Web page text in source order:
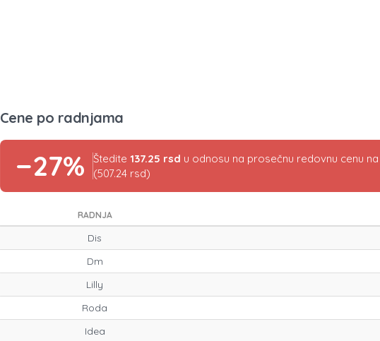
Cene po radnjama
−27% Štedite 137.25 rsd u odnosu na prosečnu redovnu cenu
(507.24 rsd)
RADNJA
Dis
Dm
Lilly
Roda
Idea